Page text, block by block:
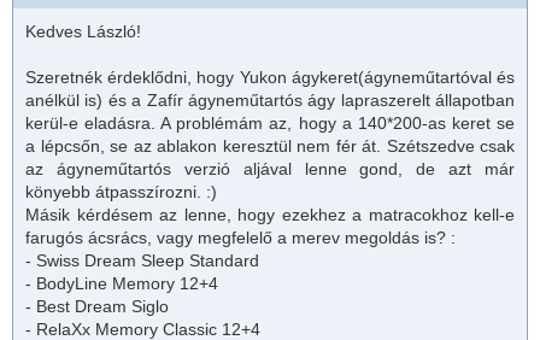
Kedves László!
Szeretnék érdeklődni, hogy Yukon ágykeret(ágyneműtartóval és
anélkül is) és a Zafír ágyneműtartós ágy lapraszerelt állapotban
kerül-e eladásra. A problémám az, hogy a 140*200-as keret se
a lépcsőn, se az ablakon keresztül nem fér át. Szétszedve csak
az ágyneműtartós verzió aljával lenne gond, de azt már
könyebb átpasszírozni. :)
Másik kérdésem az lenne, hogy ezekhez a matracokhoz kell-e
farugós ácsrács, vagy megfelelő a merev megoldás is? :
- Swiss Dream Sleep Standard
- BodyLine Memory 12+4
- Best Dream Siglo
- RelaXx Memory Classic 12+4